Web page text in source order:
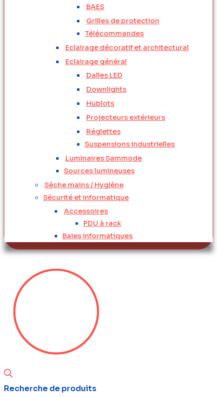
BAES
Grilles de protection
Télécommandes
Eclairage décoratif et architectural
Eclairage général
Dalles LED
Downlights
Hublots
Projecteurs extérieurs
Réglettes
Suspensions industrielles
Luminaires Sammode
Sources lumineuses
Sèche mains / Hygiène
Sécurité et informatique
Accessoires
PDU à rack
Baies informatiques
Recherche de produits